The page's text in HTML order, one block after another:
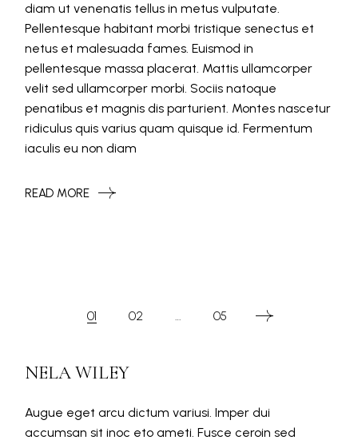
diam ut venenatis tellus in metus vulputate.
Pellentesque habitant morbi tristique senectus et
netus et malesuada fames. Euismod in
pellentesque massa placerat. Mattis ullamcorper
velit sed ullamcorper morbi. Sociis natoque
penatibus et magnis dis parturient. Montes nascetur
ridiculus quis varius quam quisque id. Fermentum
iaculis eu non diam
READ MORE
POSTS
01 02 … 05
NELA WILEY
Augue eget arcu dictum variusi. Imper dui
accumsan sit inoc eto ameti. Fusce ceroin sed